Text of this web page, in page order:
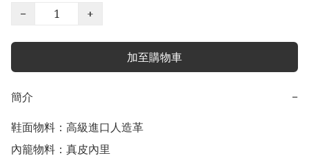
−
+
加至購物車
簡介
−
鞋面物料：高級進口人造革
內籠物料：真皮內里